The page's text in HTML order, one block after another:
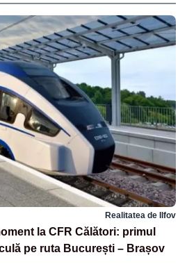
Realitatea de Ilfov
la CFR Călători: primul
pe ruta București – Brașov